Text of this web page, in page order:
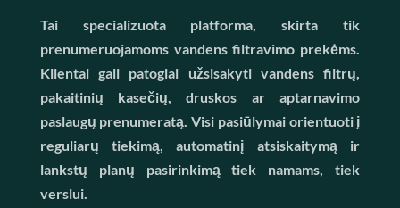
Tai specializuota platforma, skirta tik
prenumeruojamoms vandens filtravimo prekėms.
Klientai gali patogiai užsisakyti vandens filtrų,
pakaitinių kasečių, druskos ar aptarnavimo
paslaugų prenumeratą. Visi pasiūlymai orientuoti į
reguliarų tiekimą, automatinį atsiskaitymą ir
lankstų planų pasirinkimą tiek namams, tiek
verslui.